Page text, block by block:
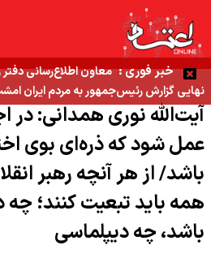
خبر فوری : معاون اطلاع‌رسانی
نهایی گزارش رئیس‌جمهور به مردم ایران
آیت‌الله نوری همدانی: در
عمل شود که ذره‌ای بوی
باشد/ از هر آنچه رهبر
همه باید تبعیت کنند؛
باشد، چه دیپلماسی